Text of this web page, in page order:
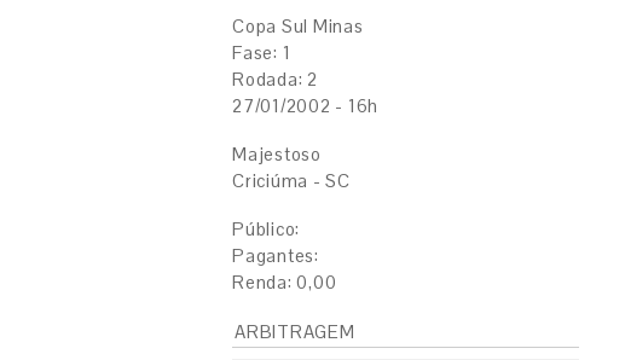
Copa Sul Minas
Fase: 1
Rodada: 2
27/01/2002 - 16h
Majestoso
Criciúma - SC
Público:
Pagantes:
Renda: 0,00
ARBITRAGEM